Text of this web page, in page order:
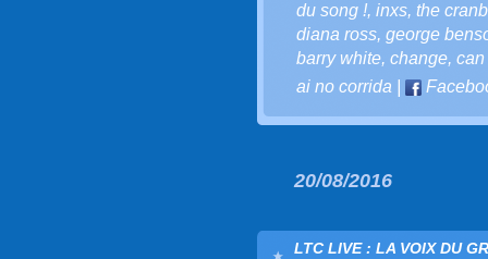
du song !, inxs, the
diana ross, george
barry white, change, can
ai no corrida
20/08/2016
LTC LIVE : LA VOIX DU